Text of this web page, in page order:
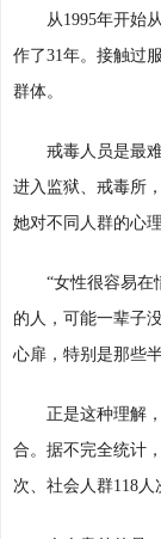
从1995年开始
作了31年。接触过
群体。
戒毒人员是最
进入监狱、戒毒所
她对不同人群的心
“女性很容易在
的人，可能一辈子
心扉，特别是那些
正是这种理解
合。据不完全统计
次、社会人群118人